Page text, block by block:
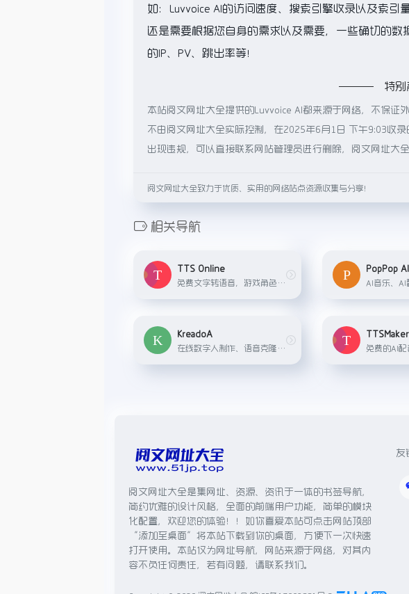
如：Luvvoice AI的访问速度、搜索引擎收录以及索
还是需要根据您自身的需求以及需要，一些确切的数
的IP、PV、跳出率等！
特别
本站阅文网址大全提供的Luvvoice AI都来源于网络，不保证
不由阅文网址大全实际控制，在2025年6月1日 下午9:03收
出现违规，可以直接联系网站管理员进行删除，阅文网址大
阅文网址大全致力于优质、实用的网络站点资源收集与分享！
相关导航
TTS Online
免费文字转语音，游戏角色语音生成器
PopPop AI
AI音乐、AI
KreadoA
在线数字人制作、语音克隆，文生视频、图生视频
TTSMaker
阅文网址大全是集网址、资源、资讯于一体的书签导航，
简约优雅的设计风格，全面的前端用户功能，简单的模块
化配置，欢迎您的体验！！如你喜爱本站可点击网站顶部
“添加至桌面”将本站下载到你的桌面，方便下一次快速
打开使用。本站仅为网址导航，网站来源于网络，对其内
容不负任何责任，若有问题，请联系我们。
友